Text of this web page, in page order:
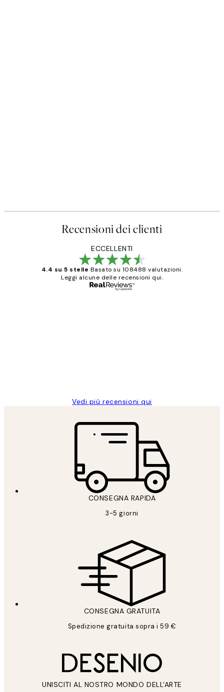
Recensioni dei clienti
ECCELLENTI
4.4 su 5 stelle Basato su 108488 valutazioni.
Leggi alcune delle recensioni qui.
Vedi più recensioni qui
CONSEGNA RAPIDA
3-5 giorni
CONSEGNA GRATUITA
Spedizione gratuita sopra i 59 €
UNISCITI AL NOSTRO MONDO DELL'ARTE